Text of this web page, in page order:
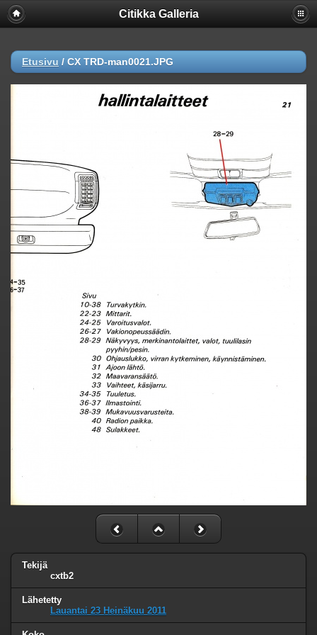
Citikka Galleria
Etusivu / CX TRD-man0021.JPG
Tekijä
cxtb2
Lähetetty
Lauantai 23 Heinäkuu 2011